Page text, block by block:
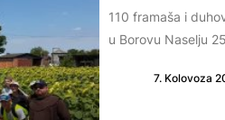
110 framaša i
u Borovu Naselju
7. Kolovoza